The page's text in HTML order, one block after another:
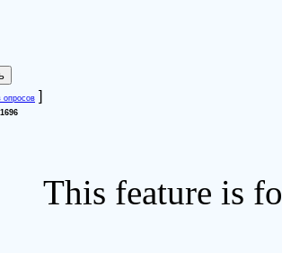
опросов ]
1696
This feature is